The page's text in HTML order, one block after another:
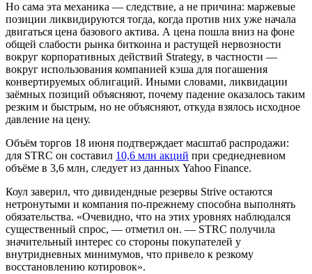
Но сама эта механика — следствие, а не причина: маржевые
позиции ликвидируются тогда, когда против них уже начала
двигаться цена базового актива. А цена пошла вниз на фоне
общей слабости рынка биткоина и растущей нервозности
вокруг корпоративных действий Strategy, в частности —
вокруг использования компанией кэша для погашения
конвертируемых облигаций. Иными словами, ликвидации
заёмных позиций объясняют, почему падение оказалось таким
резким и быстрым, но не объясняют, откуда взялось исходное
давление на цену.
Объём торгов 18 июня подтверждает масштаб распродажи:
для STRC он составил 10,6 млн акций при среднедневном
объёме в 3,6 млн, следует из данных Yahoo Finance.
Коул заверил, что дивидендные резервы Strive остаются
нетронутыми и компания по-прежнему способна выполнять
обязательства. «Очевидно, что на этих уровнях наблюдался
существенный спрос, — отметил он. — STRC получила
значительный интерес со стороны покупателей у
внутридневных минимумов, что привело к резкому
восстановлению котировок».